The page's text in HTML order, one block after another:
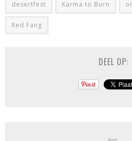
desertfest Karma to Burn
Red Fang
DEEL OP: